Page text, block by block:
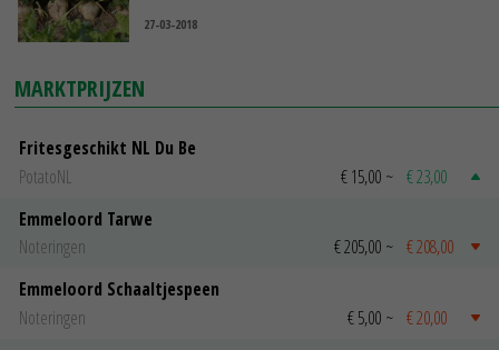
27-03-2018
MARKTPRIJZEN
Fritesgeschikt NL Du Be
PotatoNL
€ 15,00 ~ € 23,00
Emmeloord Tarwe
Noteringen
€ 205,00 ~ € 208,00
Emmeloord Schaaltjespeen
Noteringen
€ 5,00 ~ € 20,00